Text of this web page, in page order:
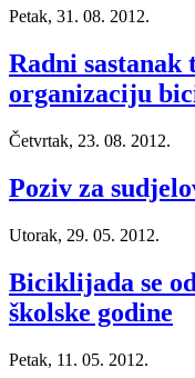
Petak, 31. 08. 2012.
Radni sastanak
organizaciju
Četvrtak, 23. 08. 2012.
Poziv za
Utorak, 29. 05. 2012.
Biciklijada se
školske godine
Petak, 11. 05. 2012.